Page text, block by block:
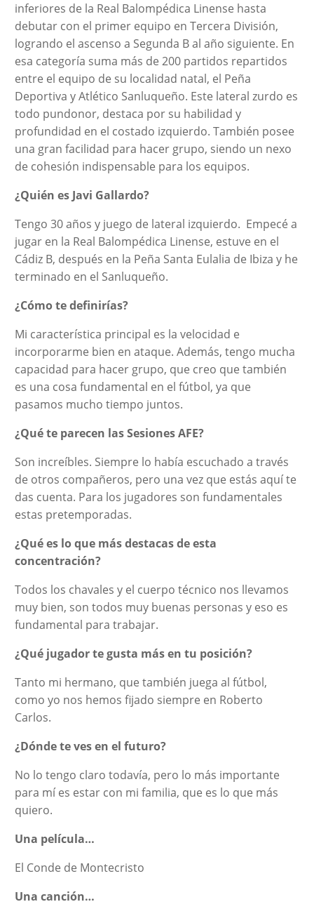
inferiores de la Real Balompédica Linense hasta
debutar con el primer equipo en Tercera División,
logrando el ascenso a Segunda B al año siguiente. En
esa categoría suma más de 200 partidos repartidos
entre el equipo de su localidad natal, el Peña
Deportiva y Atlético Sanluqueño. Este lateral zurdo es
todo pundonor, destaca por su habilidad y
profundidad en el costado izquierdo. También posee
una gran facilidad para hacer grupo, siendo un nexo
de cohesión indispensable para los equipos.
¿Quién es Javi Gallardo?
Tengo 30 años y juego de lateral izquierdo. Empecé a
jugar en la Real Balompédica Linense, estuve en el
Cádiz B, después en la Peña Santa Eulalia de Ibiza y he
terminado en el Sanluqueño.
¿Cómo te definirías?
Mi característica principal es la velocidad e
incorporarme bien en ataque. Además, tengo mucha
capacidad para hacer grupo, que creo que también
es una cosa fundamental en el fútbol, ya que
pasamos mucho tiempo juntos.
¿Qué te parecen las Sesiones AFE?
Son increíbles. Siempre lo había escuchado a través
de otros compañeros, pero una vez que estás aquí te
das cuenta. Para los jugadores son fundamentales
estas pretemporadas.
¿Qué es lo que más destacas de esta
concentración?
Todos los chavales y el cuerpo técnico nos llevamos
muy bien, son todos muy buenas personas y eso es
fundamental para trabajar.
¿Qué jugador te gusta más en tu posición?
Tanto mi hermano, que también juega al fútbol,
como yo nos hemos fijado siempre en Roberto
Carlos.
¿Dónde te ves en el futuro?
No lo tengo claro todavía, pero lo más importante
para mí es estar con mi familia, que es lo que más
quiero.
Una película…
El Conde de Montecristo
Una canción…